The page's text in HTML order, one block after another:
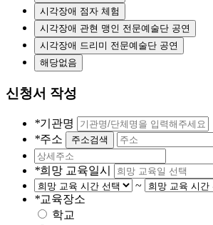
시각장애 점자 체험
시각장애 관현 맹인 전문예술단 공연
시각장애 드리미 전문예술단 공연
해당없음
신청서 작성
*기관명
*주소 주소검색
*희망 교육일시
~
*교육장소
학교